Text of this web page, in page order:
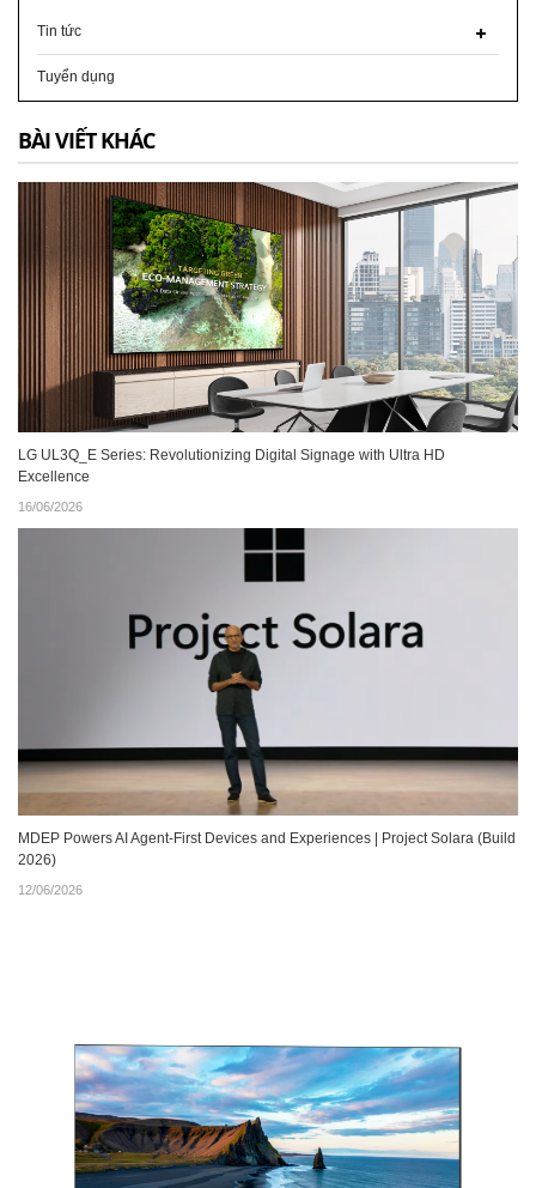
Tin tức
Tuyển dụng
BÀI VIẾT KHÁC
LG UL3Q_E Series: Revolutionizing Digital Signage with Ultra HD
Excellence
16/06/2026
MDEP Powers AI Agent‑First Devices and Experiences | Project Solara (Build
2026)
12/06/2026